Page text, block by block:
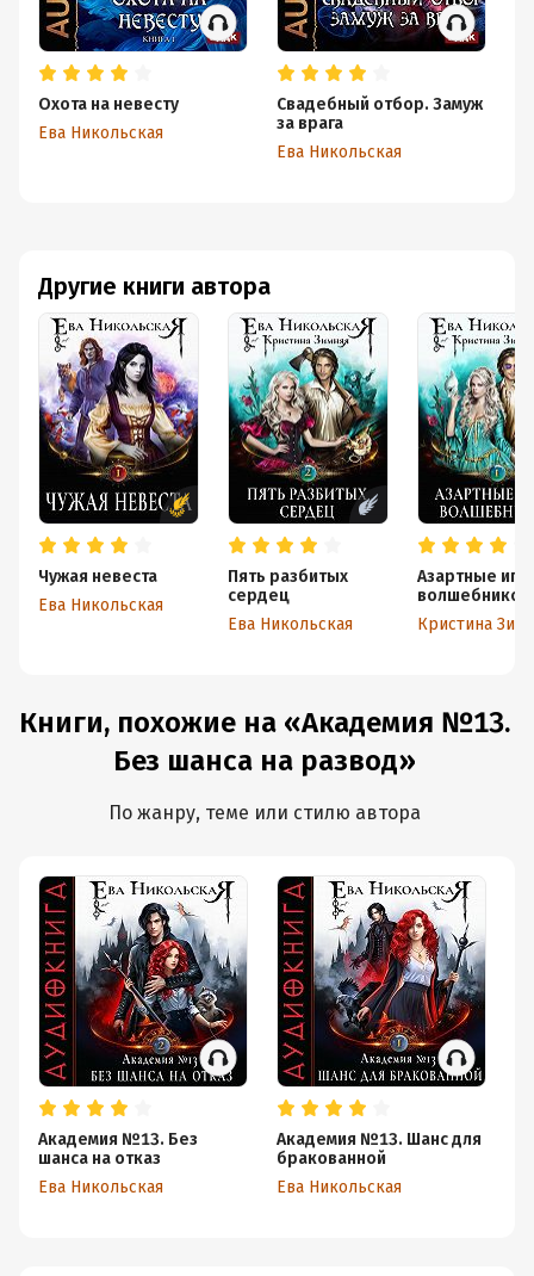
Другие книги автора
Чужая невеста
Ева Никольская
Пять разбитых
сердец
Ева Никольская
Азартные
волшебников
Кристина
Охота на невесту
Ева Никольская
Свадебный отбор. Замуж
за врага
Ева Никольская
Книги, похожие на «Академия №13.
Без шанса на развод»
По жанру, теме или стилю автора
Академия №13. Без
шанса на отказ
Ева Никольская
Академия №13. Шанс для
бракованной
Ева Никольская